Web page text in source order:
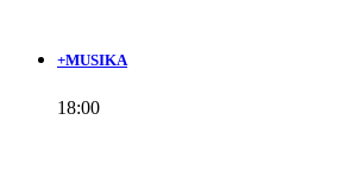
+MUSIKA
18:00